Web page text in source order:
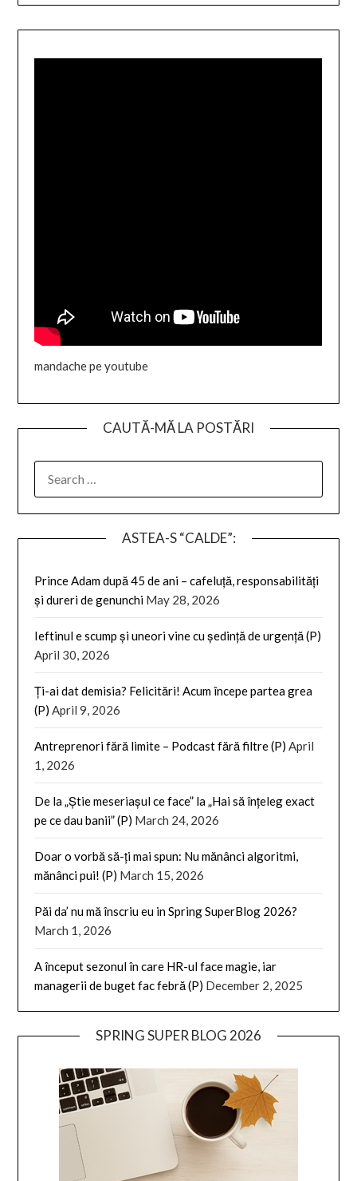
mandache pe youtube
CAUTĂ-MĂ LA POSTĂRI
FOR:
ASTEA-S “CALDE”:
Prince Adam după 45 de ani – cafeluță, responsabilități
și dureri de genunchi May 28, 2026
Ieftinul e scump și uneori vine cu ședință de urgență (P)
April 30, 2026
Ți-ai dat demisia? Felicitări! Acum începe partea grea
(P) April 9, 2026
Antreprenori fără limite – Podcast fără filtre (P) April
1, 2026
De la „Știe meseriașul ce face” la „Hai să înțeleg exact
pe ce dau banii” (P) March 24, 2026
Doar o vorbă să-ți mai spun: Nu mănânci algoritmi,
mănânci pui! (P) March 15, 2026
Păi da’ nu mă înscriu eu in Spring SuperBlog 2026?
March 1, 2026
A început sezonul în care HR-ul face magie, iar
managerii de buget fac febră (P) December 2, 2025
SPRING SUPER BLOG 2026